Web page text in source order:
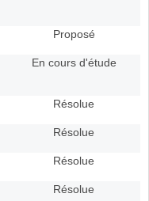
Proposé
En cours d'étude
Résolue
Résolue
Résolue
Résolue